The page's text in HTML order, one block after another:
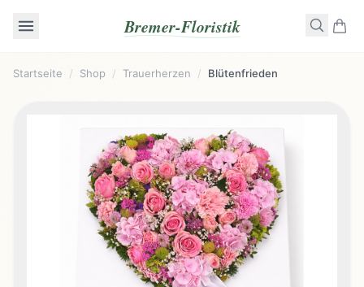
Bremer-Floristik
Startseite / Shop / Trauerherzen / Blütenfrieden